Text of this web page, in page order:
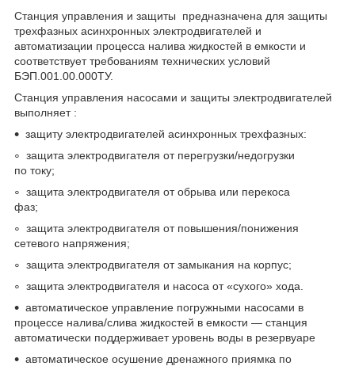
Станция управления и защиты предназначена для защиты
трехфазных асинхронных электродвигателей и
автоматизации процесса налива жидкостей в емкости и
соответствует требованиям технических условий
БЭП.001.00.000ТУ.
Станция управления насосами и защиты электродвигателей
выполняет :
защиту электродвигателей асинхронных трехфазных:
защита электродвигателя от перегрузки/недогрузки
по току;
защита электродвигателя от обрыва или перекоса
фаз;
защита электродвигателя от повышения/понижения
сетевого напряжения;
защита электродвигателя от замыкания на корпус;
защита электродвигателя и насоса от «сухого» хода.
автоматическое управление погружными насосами в
процессе налива/слива жидкостей в емкости ― станция
автоматически поддерживает уровень воды в резервуаре
автоматическое осушение дренажного приямка по